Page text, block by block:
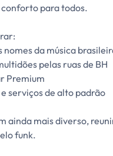
para todos.
nomes da música
pelas ruas de BH
Premium
serviços de alto padrão
ainda mais diverso,
funk.